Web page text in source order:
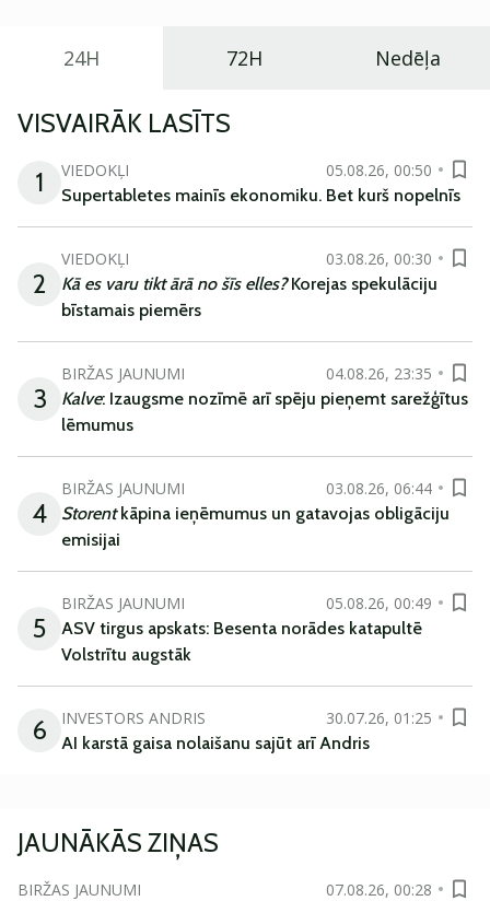
24H 72H Nedēļa
VISVAIRĀK LASĪTS
1
VIEDOKĻI
05.08.26, 00:50
Supertabletes mainīs ekonomiku. Bet kurš nopelnīs
2
VIEDOKĻI
03.08.26, 00:30
Kā es varu tikt ārā no šīs elles?Korejas spekulāciju
bīstamais piemērs
3
BIRŽAS JAUNUMI
04.08.26, 23:35
Kalve: Izaugsme nozīmē arī spēju pieņemt sarežģītus
lēmumus
4
BIRŽAS JAUNUMI
03.08.26, 06:44
Storentkāpina ieņēmumus un gatavojas obligāciju
emisijai
5
BIRŽAS JAUNUMI
05.08.26, 00:49
ASV tirgus apskats: Besenta norādes katapultē
Volstrītu augstāk
6 INVESTORS ANDRIS
30.07.26, 01:25
AI karstā gaisa nolaišanu sajūt arī Andris
JAUNĀKĀS ZIŅAS
BIRŽAS JAUNUMI 07.08.26, 00:28